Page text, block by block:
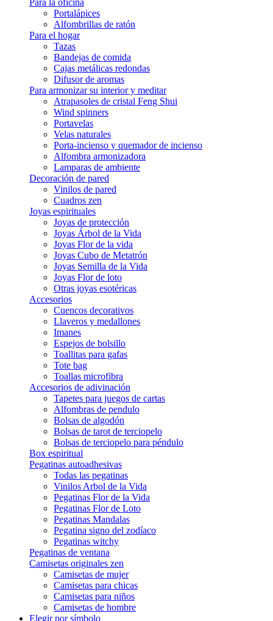
Para la oficina
Portalápices
Alfombrillas de ratón
Para el hogar
Tazas
Bandejas de comida
Cajas metálicas redondas
Difusor de aromas
Para armonizar su interior y meditar
Atrapasoles de cristal Feng Shui
Wind spinners
Portavelas
Velas naturales
Porta-incienso y quemador de incienso
Alfombra armonizadora
Lamparas de ambiente
Decoración de pared
Vinilos de pared
Cuadros zen
Joyas espirituales
Joyas de protección
Joyas Árbol de la Vida
Joyas Flor de la vida
Joyas Cubo de Metatrón
Joyas Semilla de la Vida
Joyas Flor de loto
Otras joyas esotéricas
Accesorios
Cuencos decorativos
Llaveros y medallones
Imanes
Espejos de bolsillo
Toallitas para gafas
Tote bag
Toallas microfibra
Accesorios de adivinación
Tapetes para juegos de cartas
Alfombras de pendulo
Bolsas de algodón
Bolsas de tarot de terciopelo
Bolsas de terciopelo para péndulo
Box espiritual
Pegatinas autoadhesivas
Todas las pegatinas
Vinilos Arbol de la Vida
Pegatinas Flor de la Vida
Pegatinas Flor de Loto
Pegatinas Mandalas
Pegatina signo del zodíaco
Pegatinas witchy
Pegatinas de ventana
Camisetas originales zen
Camisetas de mujer
Camisetas para chicas
Camisetas para niños
Camisetas de hombre
Elegir por símbolo